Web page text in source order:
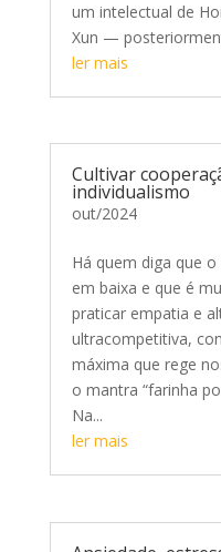
um intelectual de
Xun —
ler mais
Cultivar
individualismo
out/2024
Há quem diga que
em baixa e que é
praticar empatia e
ultracompetitiva,
máxima que rege
o mantra “farinha
Na...
ler mais